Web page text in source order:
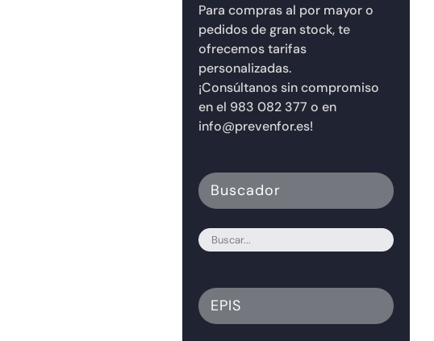
Para compras al por mayor o
pedidos de gran stock, te
ofrecemos tarifas
personalizadas.
¡Consúltanos sin compromiso
en el 983 082 377 o en
info@prevenfor.es!
Buscador
EPIS